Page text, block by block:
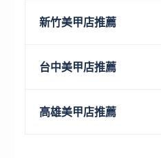
新竹美甲店推薦
台中美甲店推薦
高雄美甲店推薦